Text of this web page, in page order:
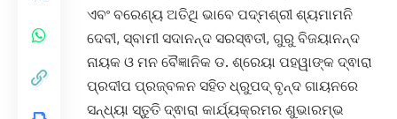
ଏବଂ ବରେଣ୍ୟ ଅତିଥି ଭାବେ ପଦ୍ମଶ୍ରୀ ଶ୍ୟମାମନି
ଦେବୀ, ସ୍ବାମୀ ସଦାନନ୍ଦ ସରସ୍ଵତୀ, ଗୁରୁ ବିଜୟାନନ୍ଦ
ନାୟକ ଓ ମନ ବୈଜ୍ଞାନିକ ଡ. ଶ୍ରେୟା ପହୱାଙ୍କ ଦ୍ଵାରା
ପ୍ରଦୀପ ପ୍ରଜ୍ବଳନ ସହିତ ଧ୍ରୁପଦ୍ ବୃନ୍ଦ ଗାୟନରେ
ସନ୍ଧ୍ୟା ସ୍ତୁତି ଦ୍ଵାରା କାର୍ଯ୍ୟକ୍ରମର ଶୁଭାରମ୍ଭ